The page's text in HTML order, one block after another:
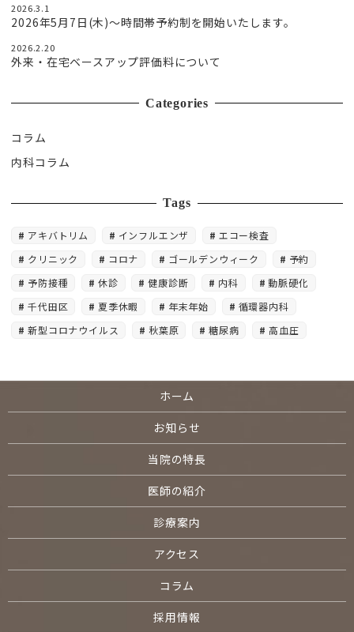
2026.3.1
2026年5月7日(木)～時間帯予約制を開始いたします。
2026.2.20
外来・在宅ベースアップ評価料について
Categories
コラム
内科コラム
Tags
アキバトリム インフルエンザ
エコー検査
クリニック
コロナ ゴールデンウィーク
予約
予防接種
休診 健康診断 内科
動脈硬化
千代田区
夏季休暇 年末年始
循環器内科
新型コロナウイルス
秋葉原 糖尿病 高血圧
ホーム
お知らせ
当院の特長
医師の紹介
診療案内
アクセス
コラム
採用情報